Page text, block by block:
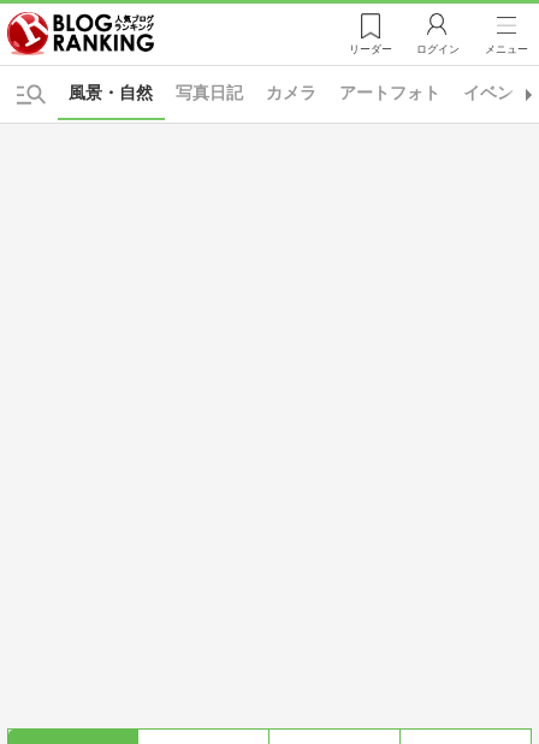
リーダー ログイン メニュー
写真日記 カメラ アートフォト イベント
風景・自然